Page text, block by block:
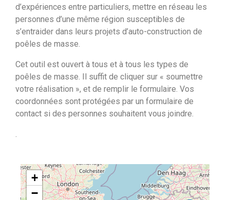
d’expériences entre particuliers, mettre en réseau les
personnes d’une même région susceptibles de
s’entraider dans leurs projets d’auto-construction de
poêles de masse.
Cet outil est ouvert à tous et à tous les types de
poêles de masse. Il suffit de cliquer sur « soumettre
votre réalisation », et de remplir le formulaire. Vos
coordonnées sont protégées par un formulaire de
contact si des personnes souhaitent vous joindre.
.
+
−